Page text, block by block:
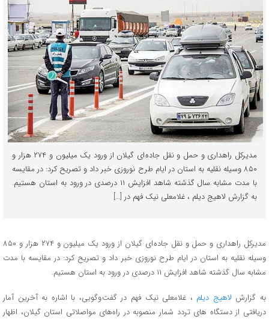
مدیرکل راهداری و حمل و نقل جاده ای گیلان از ورود یک میلیون و ۲۷۴ هزار و
۸۵۰ وسیله نقلیه به استان در ایام طرح نوروزی خبر داد و تصریح کرد: در مقایسه
با مدت مشابه سال گذشته شاهد افزایش ۱۱ درصدی در ورود به استان هستیم.
به گزارش لاهیج دیلم ، غلامعلی نیک فهم در […]
مدیرکل راهداری و حمل و نقل جاده ای گیلان از ورود یک میلیون و ۲۷۴ هزار و ۸۵۰
وسیله نقلیه به استان در ایام طرح نوروزی خبر داد و تصریح کرد: در مقایسه با مدت
مشابه سال گذشته شاهد افزایش ۱۱ درصدی در ورود به استان هستیم.
به گزارش لاهیج دیلم ، غلامعلی نیک فهم در گفت وگویی، با اشاره به آخرین آمار
دریافتی از دستگاه های تردد شمار منصوبه در راه‌های مواصلاتی استان گیلان، اظهار